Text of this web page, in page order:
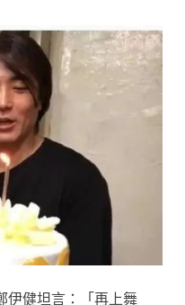
伊健坦言：「再上舞